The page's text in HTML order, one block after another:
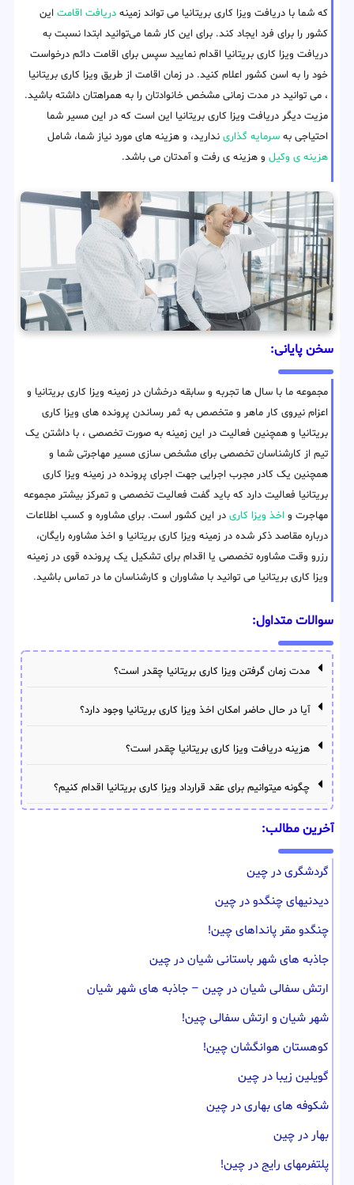
که شما با دریافت ویزا کاری بریتانیا می تواند زمینه دریافت اقامت این
کشور را برای فرد ایجاد کند. برای این کار شما می‌توانید ابتدا نسبت به
دریافت ویزا کاری بریتانیا اقدام نمایید سپس برای اقامت دائم درخواست
خود را به اسن کشور اعلام کنید. در زمان اقامت از طریق ویزا کاری بریتانیا
، می توانید در مدت زمانی مشخص خانوادتان را به همراهتان داشته باشید.
مزیت دیگر دریافت ویزا کاری بریتانیا این است که در این مسیر شما
احتیاجی به سرمایه گذاری ندارید، و هزینه های مورد نیاز شما، شامل
هزینه ی وکیل و هزینه ی رفت و آمدتان می باشد.
سخن پایانی:
مجموعه ما با سال ها تجربه و سابقه درخشان در زمینه ویزا کاری بریتانیا و
اعزام نیروی کار ماهر و متخصص به ثمر رساندن پرونده های ویزا کاری
بریتانیا و همچنین فعالیت در این زمینه به صورت تخصصی ، با داشتن یک
تیم از کارشناسان تخصصی برای مشخص سازی مسیر مهاجرتی شما و
همچنین یک کادر مجرب اجرایی جهت اجرای پرونده در زمینه ویزا کاری
بریتانیا فعالیت دارد که باید گفت فعالیت تخصصی و تمرکز بیشتر مجموعه
مهاجرت و اخذ ویزا کاری در این کشور است. برای مشاوره و کسب اطلاعات
درباره مقاصد ذکر شده در زمینه ویزا کاری بریتانیا و اخذ مشاوره رایگان،
رزرو وقت مشاوره تخصصی یا اقدام برای تشکیل یک پرونده قوی در زمینه
ویزا کاری بریتانیا می توانید با مشاوران و کارشناسان ما در تماس باشید.
سوالات متداول:
مدت زمان گرفتن ویزا کاری بریتانیا چقدر است؟
آیا در حال حاضر امکان اخذ ویزا کاری بریتانیا وجود دارد؟
هزینه دریافت ویزا کاری بریتانیا چقدر است؟
چگونه میتوانیم برای عقد قرارداد ویزا کاری بریتانیا اقدام کنیم؟
آخرین مطالب:
گردشگری در چین
دیدنیهای چنگدو در چین
چنگدو مقر پانداهای چین!
جاذبه های شهر باستانی شیان در چین
ارتش سفالی شیان در چین – جاذبه های شهر شیان
شهر شیان و ارتش سفالی چین!
کوهستان هوانگشان چین!
گویلین زیبا در چین
شکوفه های بهاری در چین
بهار در چین
پلتفرمهای رایج در چین!